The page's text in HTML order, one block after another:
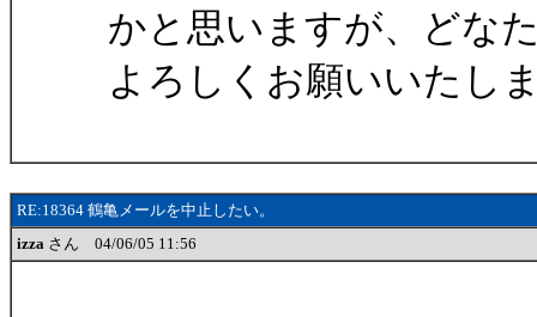
かと思いますが、どな
よろしくお願いいたし
RE:18364 鶴亀メールを中止したい。
izza さん 04/06/05 11:56